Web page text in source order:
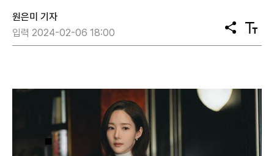
원은미 기자
입력 2024-02-06 18:00
공
유
텍
스